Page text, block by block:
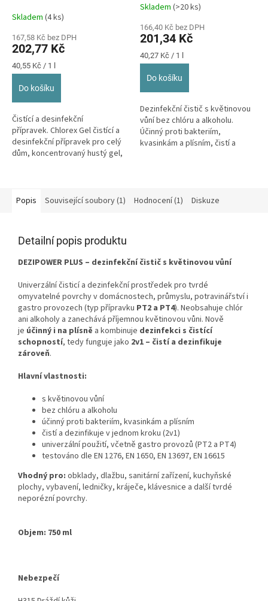
Skladem (4 ks)
167,58 Kč bez DPH
202,77 Kč
Měrná
cena:
40,55 Kč / 1 l
Do košíku
Čistící a desinfekční
přípravek. Chlorex Gel čistící a
desinfekční přípravek pro celý
dům, koncentrovaný hustý gel,
Průměrné
produktu
je
5,0
z
Skladem (>20 ks)
166,40 Kč bez DPH
201,34 Kč
Měrná
cena:
40,27 Kč / 1 l
Do košíku
Dezinfekční čistič s květinovou
vůní bez chlóru a alkoholu.
Účinný proti bakteriím,
kvasinkám a plísním, čistí a
Popis Související soubory (1) Hodnocení (1) Diskuze
Detailní popis produktu
DEZIPOWER PLUS – dezinfekční čistič s květinovou vůní
Univerzální čisticí a dezinfekční prostředek pro tvrdé
omyvatelné povrchy v domácnostech, průmyslu, potravinářství i
gastro provozech (typ přípravku PT2 a PT4). Neobsahuje chlór
ani alkoholy a zanechává příjemnou květinovou vůni. Nově
je účinný i na plísně a kombinuje dezinfekci s čistící
schopností, tedy funguje jako 2v1 – čistí a dezinfikuje
zároveň.
Hlavní vlastnosti:
s květinovou vůní
bez chlóru a alkoholu
účinný proti bakteriím, kvasinkám a plísním
čistí a dezinfikuje v jednom kroku (2v1)
univerzální použití, včetně gastro provozů (PT2 a PT4)
testováno dle EN 1276, EN 1650, EN 13697, EN 16615
Vhodný pro: obklady, dlažbu, sanitární zařízení, kuchyňské
plochy, vybavení, ledničky, kráječe, klávesnice a další tvrdé
neporézní povrchy.
Objem: 750 ml
Nebezpečí